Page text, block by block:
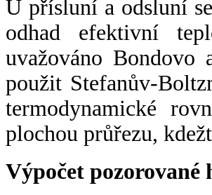
U přísluní a odsluní
odhad efektivní
uvažováno Bondovo
použit Stefanův-
termodynamické
plochou průřezu,
Výpočet